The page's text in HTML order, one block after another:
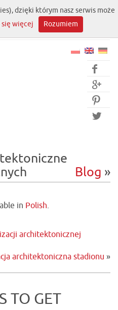




Blog »
in Polish.
architektonicznej
architektoniczna stadionu »
TO GET
dzięki którym nasz serwis może
więcej Rozumiem